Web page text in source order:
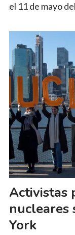
el 11 de mayo
Activistas
nucleares
York